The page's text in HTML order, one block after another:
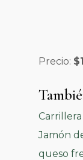
Precio:
Jamón
queso